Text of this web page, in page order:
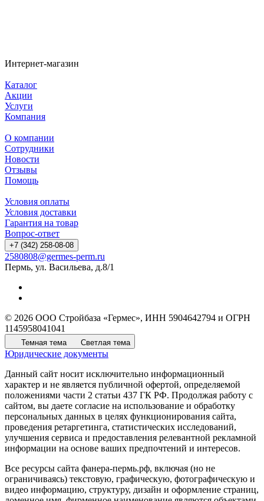
Интернет-магазин
Каталог
Акции
Услуги
Компания
О компании
Сотрудники
Новости
Отзывы
Помощь
Условия оплаты
Условия доставки
Гарантия на товар
Вопрос-ответ
+7 (342) 258-08-08
2580808@germes-perm.ru
Пермь, ул. Васильева, д.8/1
© 2026 ООО Стройбаза «Гермес», ИНН 5904642794 и ОГРН
1145958041041
Темная тема Светлая тема
Юридические документы
Данный сайт носит исключительно информационный
характер и не является публичной офертой, определяемой
положениями части 2 статьи 437 ГК РФ. Продолжая работу с
сайтом, вы даете согласие на использование и обработку
персональных данных в целях функционирования сайта,
проведения ретаргетинга, статистических исследований,
улучшения сервиса и предоставления релевантной рекламной
информации на основе ваших предпочтений и интересов.
Все ресурсы сайта фанера-пермь.рф, включая (но не
ограничиваясь) текстовую, графическую, фотографическую и
видео информацию, структуру, дизайн и оформление страниц,